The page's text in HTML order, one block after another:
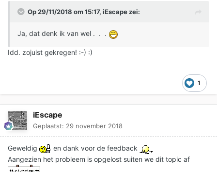
Op 29/11/2018 om 15:17, iEscapezei:
Ja, dat denk ik van wel . . .
Idd. zojuist gekregen! :-) :)
1
iEscape
Geplaatst: 29 november 2018
Geweldig
en dank voor de feedback
Aangezien het probleem is opgelost suiten we dit topic af